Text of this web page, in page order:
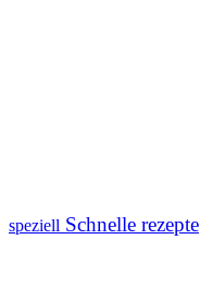
speziell Schnelle rezepte